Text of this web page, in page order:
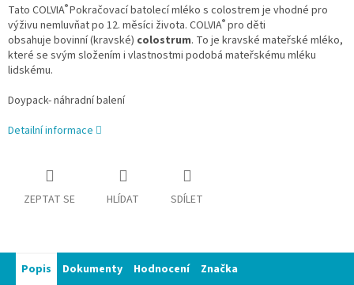
Tato COLVIA®Pokračovací batolecí mléko s colostrem je vhodné pro
výživu nemluvňat po 12. měsíci života. COLVIA® pro děti
obsahuje bovinní (kravské) colostrum. To je kravské mateřské mléko,
které se svým složením i vlastnostmi podobá mateřskému mléku
lidskému.
Doypack- náhradní balení
Detailní informace
ZEPTAT SE HLÍDAT SDÍLET
Popis Dokumenty Hodnocení Značka